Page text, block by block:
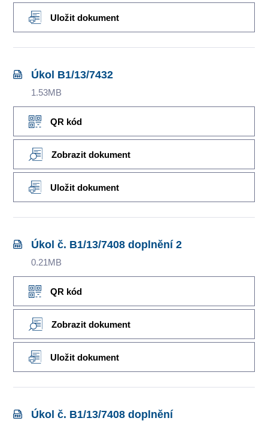
Uložit dokument
Úkol B1/13/7432
1.53MB
QR kód
Zobrazit dokument
Uložit dokument
Úkol č. B1/13/7408 doplnění 2
0.21MB
QR kód
Zobrazit dokument
Uložit dokument
Úkol č. B1/13/7408 doplnění